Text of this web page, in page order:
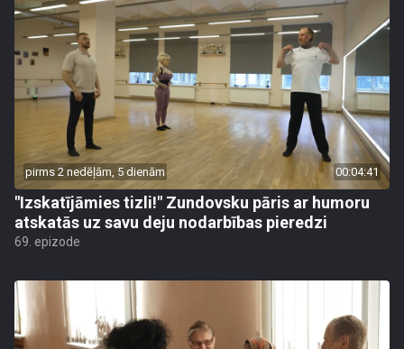
pirms 2 nedēļām, 5 dienām 00:04:41
"Izskatījāmies tizli!" Zundovsku pāris ar humoru
atskatās uz savu deju nodarbības pieredzi
69. epizode